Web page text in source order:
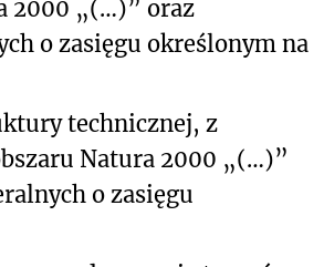
2000 „(…)” oraz
o zasięgu określonym na
technicznej, z
Natura 2000 „(…)”
o zasięgu